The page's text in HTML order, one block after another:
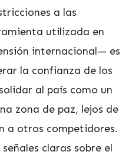
a las
utilizada en
internacional— es
la confianza de los
al país como un
zona de paz, lejos de
a otros competidores.
claras sobre el